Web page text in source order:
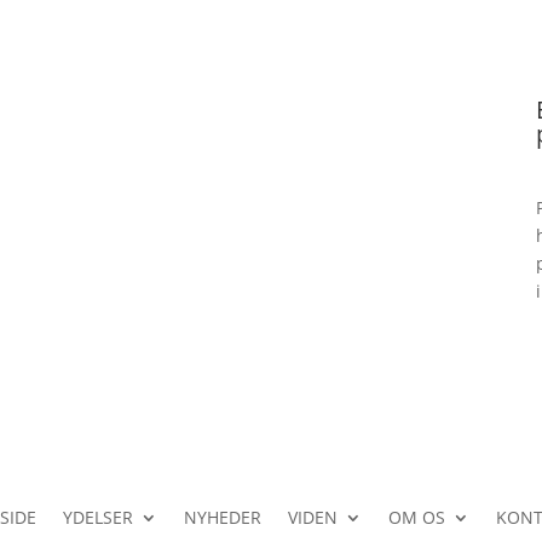
YDELSER NYHEDER VIDEN OM OS